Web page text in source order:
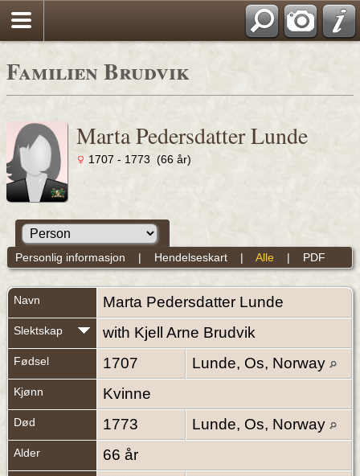
Familien Brudvik
Marta Pedersdatter Lunde
1707 - 1773 (66 år)
Personlig informasjon | Hendelseskart| Alle | PDF
Navn Marta Pedersdatter Lunde
Slektskap with Kjell Arne Brudvik
Fødsel 1707 Lunde, Os, Norway
Kjønn Kvinne
Død 1773 Lunde, Os, Norway
Alder 66 år